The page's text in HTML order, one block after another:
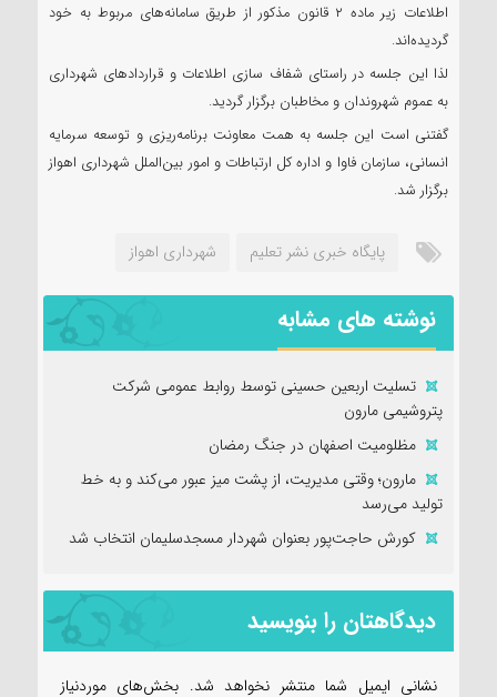
اطلاعات زیر ماده ۲ قانون مذکور از طریق سامانه‌های مربوط به خود
گردیده‌اند.
لذا این جلسه در راستای شفاف سازی اطلاعات و قراردادهای شهرداری
به عموم شهروندان و مخاطبان برگزار گردید.
گفتنی است این جلسه به همت معاونت برنامه‌ریزی و توسعه سرمایه
انسانی، سازمان فاوا و اداره کل ارتباطات و امور بین‌الملل شهرداری اهواز
برگزار شد.
پایگاه خبری نشر تعلیم شهرداری اهواز
نوشته های مشابه
تسلیت اربعین حسینی توسط روابط عمومی شرکت
پتروشیمی مارون
مظلومیت اصفهان در جنگ رمضان
مارون؛ وقتی مدیریت، از پشت میز عبور می‌کند و به خط
تولید می‌رسد
کورش حاجت‌پور بعنوان شهردار مسجدسلیمان انتخاب شد
دیدگاهتان را بنویسید
نشانی ایمیل شما منتشر نخواهد شد. بخش‌های موردنیاز